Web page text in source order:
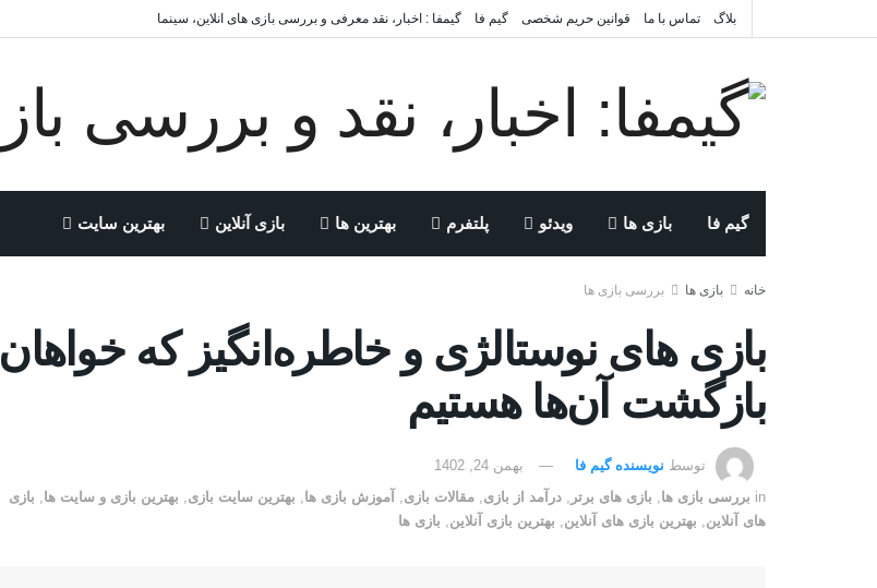
بلاگ تماس با ما قوانین حریم شخصی گیم فا گیمفا : اخبار، نقد معرفی و بررسی بازی های انلاین، سینما
گیم فا بازی ها ویدئو پلتفرم بهترین ها بازی آنلاین بهترین سایت
خانه بازی ها بررسی بازی ها
بازی های نوستالژی و خاطره‌انگیز که خواهان
بازگشت آن‌ها هستیم
توسط نویسنده گیم فا
بهمن 24, 1402
in بررسی بازی ها بازی های برتر درآمد از بازی مقالات بازی آموزش بازی ها بهترین سایت بازی بهترین بازی و سایت ها
بازی
های آنلاین
بهترین بازی های آنلاین بهترین بازی آنلاین بازی ها